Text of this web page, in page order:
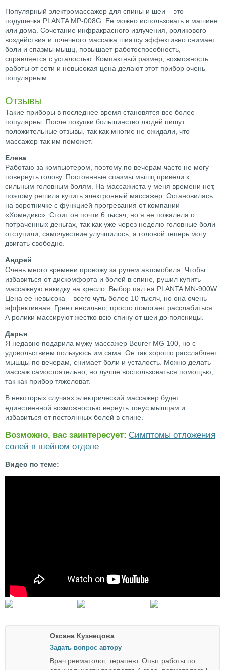
Популярный электромассажер для спины и шеи – это
подушечка PLANTA MP-008G. Ее можно использовать в машине
или дома. Сочетание инфракрасного излучения, роликового
воздействия и точечного массажа шиатсу эффективно снимает
боли и спазмы мышц, повышает работоспособность,
справляется с усталостью. Компактный размер, возможность
работы от сети и невысокая цена делают этот прибор очень
популярным.
Отзывы
Такие приборы в последнее время становятся все более
популярны. После покупки большинство людей пишут
положительные отзывы, так как многие не ожидали, что
массажер так им поможет.
Елена
Работаю за компьютером, поэтому по вечерам часто не могу
повернуть голову. Постоянные спазмы мышц привели к
сильным головным болям. На массажиста у меня времени нет,
поэтому решила купить электронный массажер. Остановилась
на воротничке с функцией прогревания от компании
«Хомедикс». Стоит он почти 6 тысяч, но я не пожалела о
потраченных деньгах, так как уже через неделю головные боли
отступили, самочувствие улучшилось, а головой теперь могу
двигать свободно.
Андрей
Очень много времени провожу за рулем автомобиля. Чтобы
избавиться от дискомфорта и болей в спине, рушил купить
массажную накидку на кресло. Выбор пал на PLANTA MN-900W.
Цена ее невысока – всего чуть более 10 тысяч, но она очень
эффективная. Греет несильно, просто помогает расслабиться.
А ролики массируют жестко всю спину от шеи до поясницы.
Дарья
Я недавно подарила мужу массажер Beurer MG 100, но с
удовольствием пользуюсь им сама. Он так хорошо расслабляет
мышцы по вечерам, снимает боли и усталость. Можно делать
массаж самостоятельно, но лучше воспользоваться помощью,
так как прибор тяжеловат.
В некоторых случаях электрический массажер будет
единственной возможностью вернуть тонус мышцам и
избавиться от постоянных болей в спине.
Возможно, вас заинтересует: Симптомы отложения
солей в шейном отделе
Видео по теме:
Оксана Кузнецова
Задать вопрос автору
Врач ревматолог, терапевт. Опыт работы по